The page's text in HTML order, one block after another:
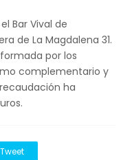
Bar Vival de
de La Magdalena 31.
por los
complementario y
ha
Tweet